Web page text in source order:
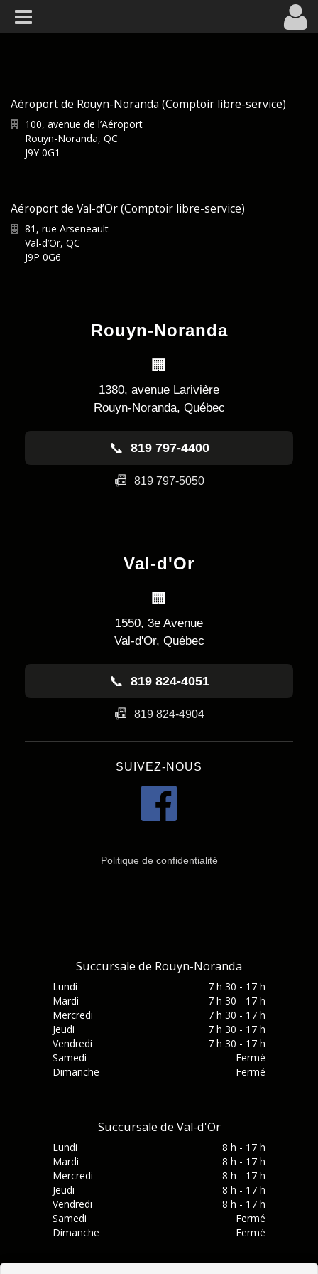
Aéroport de Rouyn-Noranda (Comptoir libre-service)
100, avenue de l’Aéroport
Rouyn-Noranda, QC
J9Y 0G1
Aéroport de Val-d’Or (Comptoir libre-service)
81, rue Arseneault
Val-d’Or, QC
J9P 0G6
Rouyn-Noranda
🏢
1380, avenue Larivière
Rouyn-Noranda, Québec
📞 819 797-4400
📠 819 797-5050
Val-d'Or
🏢
1550, 3e Avenue
Val-d'Or, Québec
📞 819 824-4051
📠 819 824-4904
SUIVEZ-NOUS
Politique de confidentialité
Succursale de Rouyn-Noranda
Lundi
7 h 30 - 17 h
Mardi
7 h 30 - 17 h
Mercredi
7 h 30 - 17 h
Jeudi
7 h 30 - 17 h
Vendredi
7 h 30 - 17 h
Samedi
Fermé
Dimanche
Fermé
Succursale de Val-d'Or
Lundi
8 h - 17 h
Mardi
8 h - 17 h
Mercredi
8 h - 17 h
Jeudi
8 h - 17 h
Vendredi
8 h - 17 h
Samedi
Fermé
Dimanche
Fermé